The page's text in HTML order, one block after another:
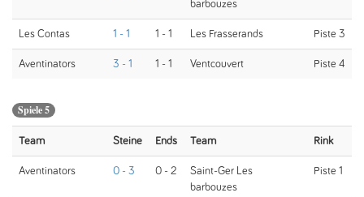
barbouzes
Les Contas 1 - 1 1 - 1 Les Frasserands Piste 3
Aventinators 3 - 1 1 - 1 Ventcouvert Piste 4
Spiele 5
Team Steine Ends Team Rink
Aventinators 0 - 3 0 - 2
Saint-Ger Les
barbouzes
Piste 1